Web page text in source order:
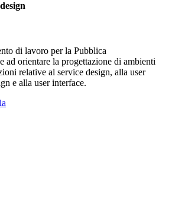
di lavoro per la Pubblica
ad orientare la progettazione di ambienti
relative al service design, alla user
e alla user interface.